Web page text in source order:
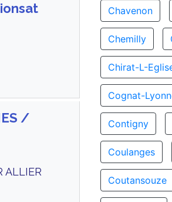
/
ALLIER
Chavenon
Chemilly
Chirat-L-
Cognat-
Contigny
Coulanges
Coutansouze